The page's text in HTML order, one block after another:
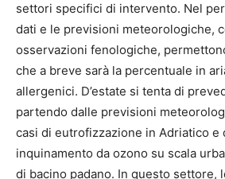
settori specifici di intervento. Nel
dati e le previsioni meteorologiche,
osservazioni fenologiche,
che a breve sarà la percentuale in
allergenici. D’estate si tenta di
partendo dalle previsioni
casi di eutrofizzazione in Adriatico e
inquinamento da ozono su scala
di bacino padano. In questo settore,